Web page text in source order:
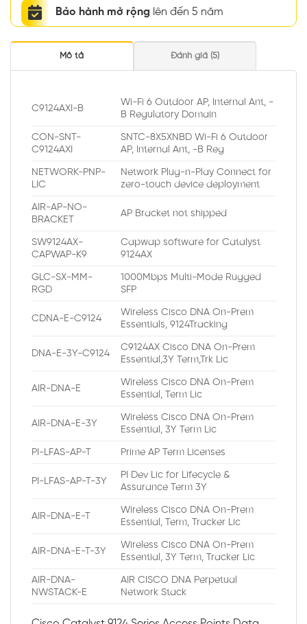
Bảo hành mở rộng lên đến 5 năm
Mô tả Đánh giá (5)
C9124AXI-B
Wi-Fi 6 Outdoor AP, Internal Ant, -
B Regulatory Domain
CON-SNT-
C9124AXI
SNTC-8X5XNBD Wi-Fi 6 Outdoor
AP, Internal Ant, -B Reg
NETWORK-PNP-
LIC
Network Plug-n-Play Connect for
zero-touch device deployment
AIR-AP-NO-
BRACKET
AP Bracket not shipped
SW9124AX-
CAPWAP-K9
Capwap software for Catalyst
9124AX
GLC-SX-MM-
RGD
1000Mbps Multi-Mode Rugged
SFP
CDNA-E-C9124
Wireless Cisco DNA On-Prem
Essentials, 9124Tracking
DNA-E-3Y-C9124
C9124AX Cisco DNA On-Prem
Essential,3Y Term,Trk Lic
AIR-DNA-E
Wireless Cisco DNA On-Prem
Essential, Term Lic
AIR-DNA-E-3Y
Wireless Cisco DNA On-Prem
Essential, 3Y Term Lic
PI-LFAS-AP-T Prime AP Term Licenses
PI-LFAS-AP-T-3Y
PI Dev Lic for Lifecycle &
Assurance Term 3Y
AIR-DNA-E-T
Wireless Cisco DNA On-Prem
Essential, Term, Tracker Lic
AIR-DNA-E-T-3Y
Wireless Cisco DNA On-Prem
Essential, 3Y Term, Tracker Lic
AIR-DNA-
NWSTACK-E
AIR CISCO DNA Perpetual
Network Stack